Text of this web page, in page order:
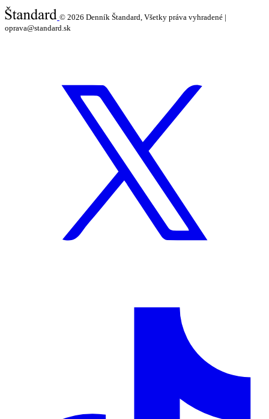
© 2026 Denník Štandard, Všetky práva vyhradené |
oprava@standard.sk